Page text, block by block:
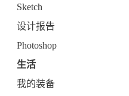
Sketch
设计报告
Photoshop
生活
我的装备